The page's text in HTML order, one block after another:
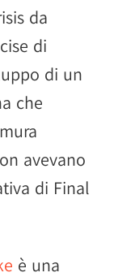
da
di
di un
che
avevano
di Final
è una